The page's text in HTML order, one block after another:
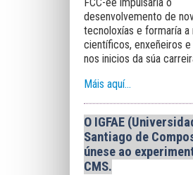
desenvolvemento de
tecnoloxías e formaría a
científicos, enxeñeiros
nos inicios da súa
Máis aquí…
O IGFAE
Santiago de
únese ao
CMS.